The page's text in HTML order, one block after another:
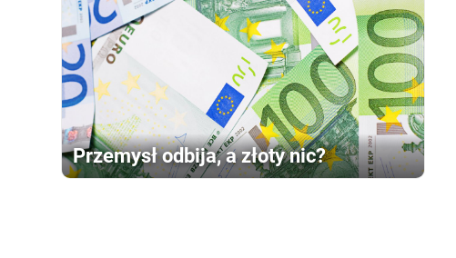
Przemysł odbija, a złoty nic?